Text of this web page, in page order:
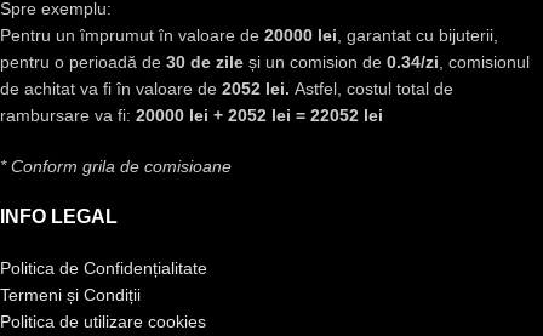
Spre exemplu:
Pentru un împrumut în valoare de 20000 lei , garantat cu bijuterii,
pentru o perioadă de 30 de zile și un comision de 0.34/zi , comisionul
de achitat va fi în valoare de 2052 lei. Astfel, costul total de
rambursare va fi: 20000 lei + 2052 lei = 22052 lei
* Conform grila de comisioane
INFO LEGAL
Politica de Confidențialitate
Termeni și Condiții
Politica de utilizare cookies